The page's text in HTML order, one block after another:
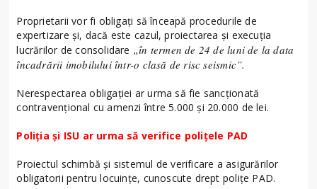
Proprietarii vor fi obligați să înceapă procedurile de
expertizare și, dacă este cazul, proiectarea și execuția
lucrărilor de consolidare „în termen de 24 de luni de la data
încadrării imobilului într-o clasă de risc seismic”.
Nerespectarea obligației ar urma să fie sancționată
contravențional cu amenzi între 5.000 și 20.000 de lei.
Poliția și ISU ar urma să verifice polițele PAD
Proiectul schimbă și sistemul de verificare a asigurărilor
obligatorii pentru locuințe, cunoscute drept polițe PAD.